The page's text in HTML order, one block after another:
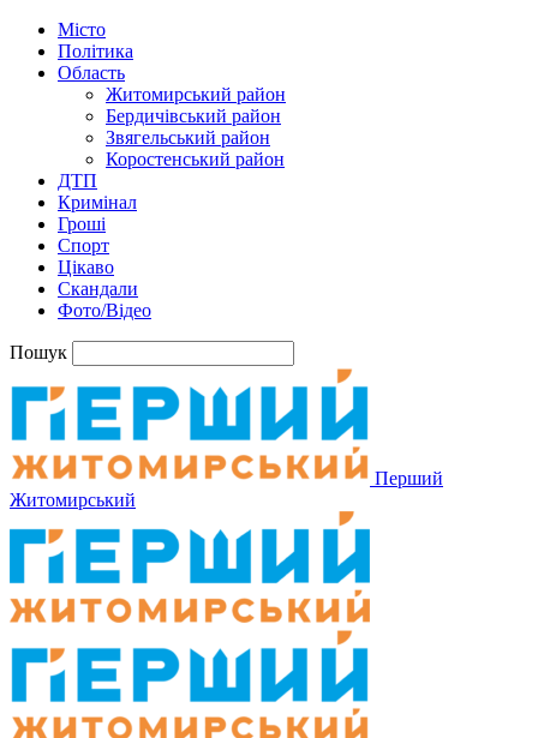
Місто
Політика
Область
Житомирський район
Бердичівський район
Звягельський район
Коростенський район
ДТП
Кримінал
Гроші
Спорт
Цікаво
Скандали
Фото/Відео
Пошук
Перший
Житомирський